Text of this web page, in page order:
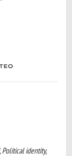
Political identity,